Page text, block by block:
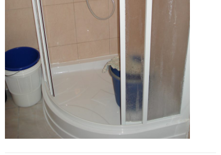
- Zámkové dlažby
- Rekonštrukcie bytových a nebytových priestorov
- Plastové okná a dvere
Prenájom bytových a kancelárskych priestorov
Prenájom billboardov
Referencie